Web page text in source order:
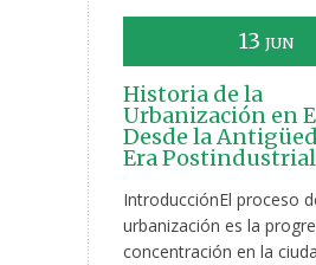
13 JUN
Historia de la
Urbanización en
Desde la
Era
IntroducciónEl proceso
urbanización es la
concentración en la